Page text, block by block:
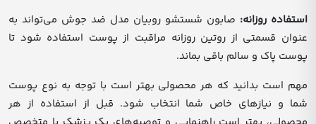
استفاده روزانه: صابون شستشو روبیان مدل ضد جوش می‌تواند به
عنوان قسمتی از روتین روزانه مراقبت از پوست استفاده شود تا
پوست پاک و سالم باقی بماند.
مهم است بدانید که هر محصولی بهتر است با توجه به نوع پوست
شما و نیازهای خاص شما انتخاب شود. قبل از استفاده از هر